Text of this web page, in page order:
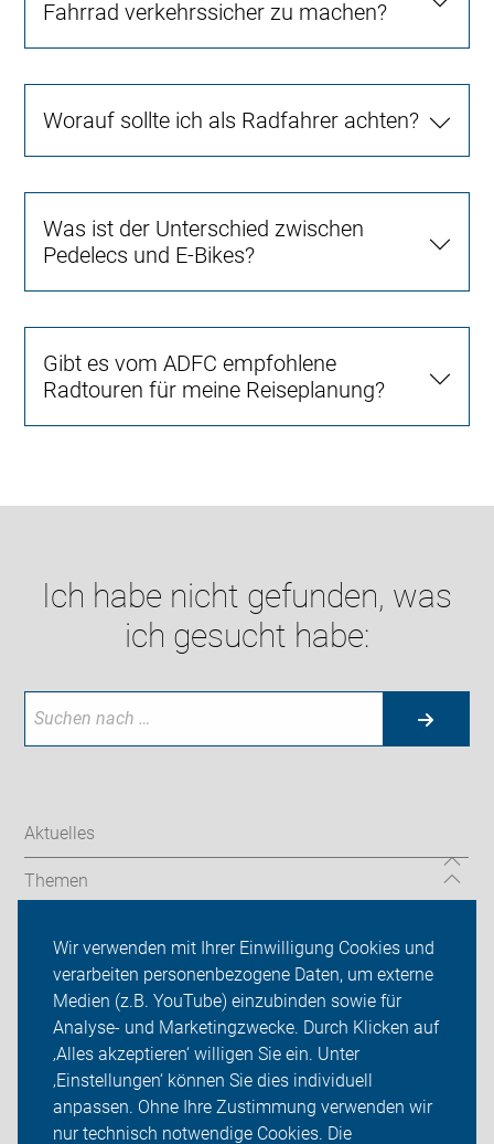
Wir verwenden mit Ihrer Einwilligung Cookies und
verarbeiten personenbezogene Daten, um externe
Medien (z.B. YouTube) einzubinden sowie für
Analyse- und Marketingzwecke. Durch Klicken auf
‚Alles akzeptieren‘ willigen Sie ein. Unter
‚Einstellungen‘ können Sie dies individuell
anpassen. Ohne Ihre Zustimmung verwenden wir
nur technisch notwendige Cookies. Die
Fahrrad verkehrssicher zu machen?
Worauf sollte ich als Radfahrer achten?
Was ist der Unterschied zwischen
Pedelecs und E-Bikes?
Gibt es vom ADFC empfohlene
Radtouren für meine Reiseplanung?
Ich habe nicht gefunden, was
ich gesucht habe:
Aktuelles
Themen
Über uns
Sei dabei
Presse
Login